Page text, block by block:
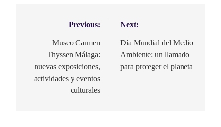
Navegación
entradas
Previous:
Museo Carmen
Thyssen Málaga:
nuevas exposiciones,
actividades y eventos
culturales
Next:
Día Mundial del Medio
Ambiente: un llamado
para proteger el planeta